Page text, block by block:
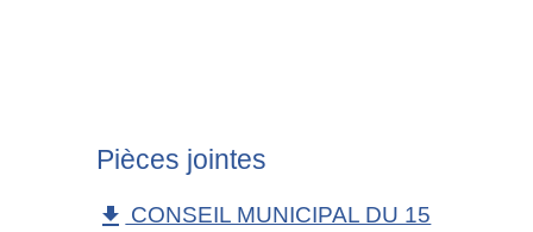
Pièces jointes
file_download CONSEIL MUNICIPAL DU 15